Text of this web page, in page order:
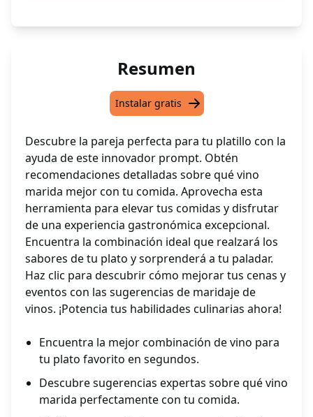
Resumen
Instalar gratis
Descubre la pareja perfecta para tu platillo con la
ayuda de este innovador prompt. Obtén
recomendaciones detalladas sobre qué vino
marida mejor con tu comida. Aprovecha esta
herramienta para elevar tus comidas y disfrutar
de una experiencia gastronómica excepcional.
Encuentra la combinación ideal que realzará los
sabores de tu plato y sorprenderá a tu paladar.
Haz clic para descubrir cómo mejorar tus cenas y
eventos con las sugerencias de maridaje de
vinos. ¡Potencia tus habilidades culinarias ahora!
Encuentra la mejor combinación de vino para
tu plato favorito en segundos.
Descubre sugerencias expertas sobre qué vino
marida perfectamente con tu comida.